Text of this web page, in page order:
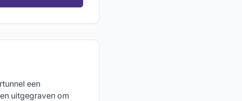
een
uitgegraven om